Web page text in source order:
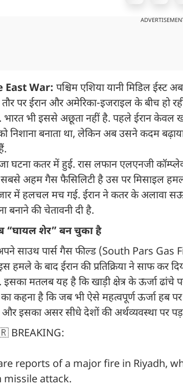
East War: पश्चिम एशिया यानी मिडिल ईस्ट
पर ईरान और अमेरिका-इजराइल के बीच हो
भारत भी इससे अछूता नहीं है. पहले ईरान केवल
निशाना बनाता था, लेकिन अब उसने कदम
घटना कतर में हुई. रास लफान एलएनजी
अहम गैस फैसिलिटी है उस पर मिसाइल
में हलचल मच गई. ईरान ने कतर के अलावा
बनाने की चेतावनी दी है.
“घायल शेर” बन चुका है
साउथ पार्स गैस फील्ड (South Pars Gas
हमले के बाद ईरान की प्रतिक्रिया ने साफ कर
इसका मतलब यह है कि खाड़ी क्षेत्र के ऊर्जा
का कहना है कि जब भी ऐसे महत्वपूर्ण ऊर्जा हब
इसका असर सीधे देशों की अर्थव्यवस्था पर
reports of a major fire in Riyadh,
missile attack.